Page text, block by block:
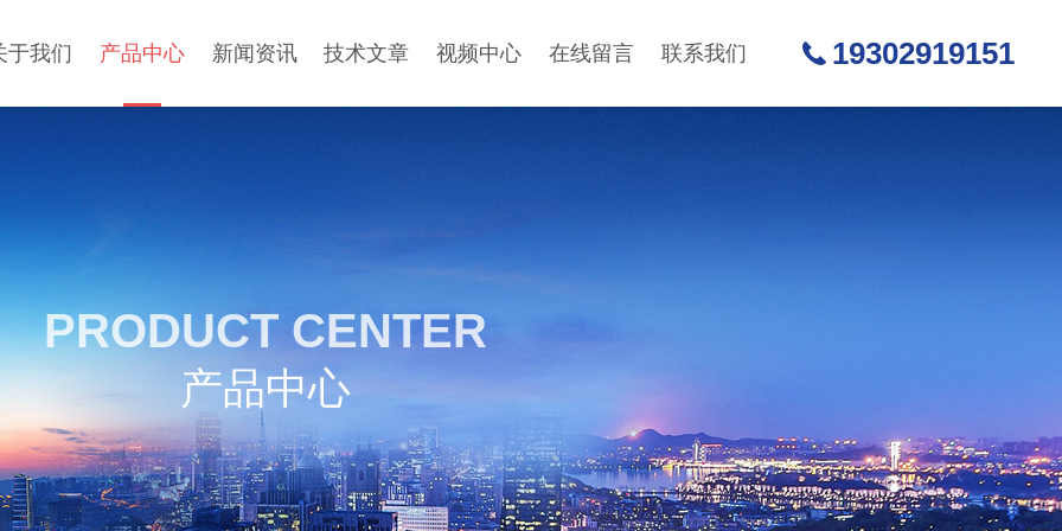
于我们 产品中心 新闻资讯 技术文章 视频中心 在线留言 联系我们 19302919151
PRODUCT CENTER
产品中心